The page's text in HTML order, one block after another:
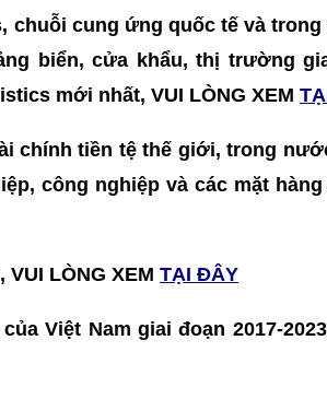
chuỗi cung ứng quốc tế và
biển, cửa khẩu, thị trường
mới nhất, VUI LÒNG XEM
chính tiền tệ thế giới, trong
công nghiệp và các mặt
VUI LÒNG XEM TẠI ĐÂY
Việt Nam giai đoạn 2017-